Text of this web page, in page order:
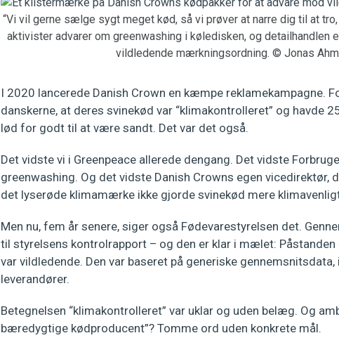
“Vi vil gerne sælge sygt meget kød, så vi prøver at narre dig til at
aktivister advarer om greenwashing i køledisken, og detailhandlen
vildledende mærkningsordning. © Jonas
I 2020 lancerede Danish Crown en kæmpe reklamekampagne.
danskerne, at deres svinekød var “klimakontrolleret” og havde
lød for godt til at være sandt. Det var det også.
Det vidste vi i Greenpeace allerede dengang. Det vidste
greenwashing. Og det vidste Danish Crowns egen vicedirektør,
det lyserøde klimamærke ikke gjorde svinekød mere
Men nu, fem år senere, siger også Fødevarestyrelsen det.
til styrelsens kontrolrapport – og den er klar i mælet:
var vildledende. Den var baseret på generiske gennemsnitsdata,
leverandører.
Betegnelsen “klimakontrolleret” var uklar og uden belæg. Og
bæredygtige kødproducent”? Tomme ord uden konkrete mål.